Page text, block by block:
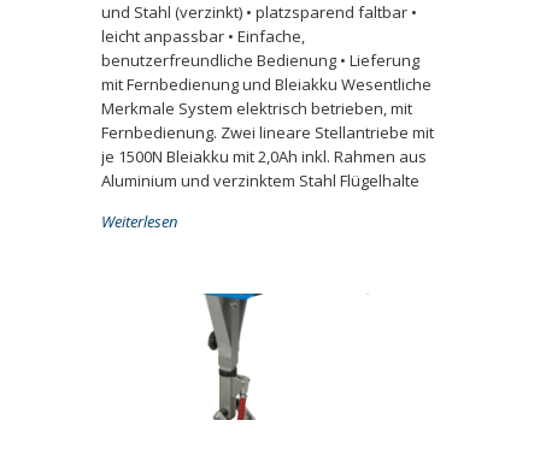
und Stahl (verzinkt) • platzsparend faltbar •
leicht anpassbar • Einfache,
benutzerfreundliche Bedienung • Lieferung
mit Fernbedienung und Bleiakku Wesentliche
Merkmale System elektrisch betrieben, mit
Fernbedienung. Zwei lineare Stellantriebe mit
je 1500N Bleiakku mit 2,0Ah inkl. Rahmen aus
Aluminium und verzinktem Stahl Flügelhalte
Weiterlesen